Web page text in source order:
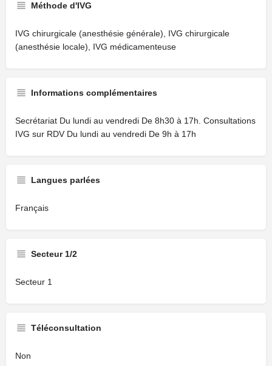
Méthode d'IVG
IVG chirurgicale (anesthésie générale), IVG chirurgicale
(anesthésie locale), IVG médicamenteuse
Informations complémentaires
Secrétariat Du lundi au vendredi De 8h30 à 17h. Consultations
IVG sur RDV Du lundi au vendredi De 9h à 17h
Langues parlées
Français
Secteur 1/2
Secteur 1
Téléconsultation
Non